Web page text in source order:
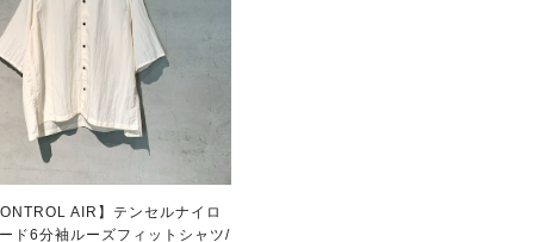
AIR】テンセルナイロ
ド6分袖ルーズフィットシャツ/